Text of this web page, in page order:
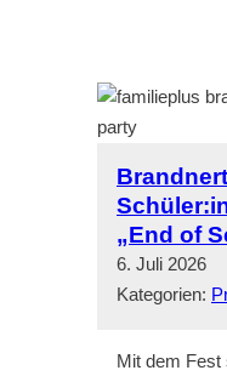
„End of
6. Juli 2026
Kategorien:
Mit dem Fest